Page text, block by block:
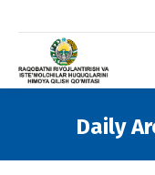
Daily